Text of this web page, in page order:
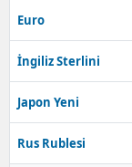
Euro
İngiliz Sterlini
Japon Yeni
Rus Rublesi